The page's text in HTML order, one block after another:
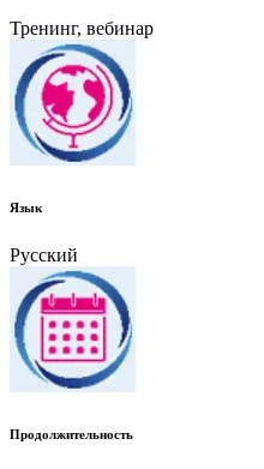
Тренинг, вебинар
Язык
Русский
Продолжительность